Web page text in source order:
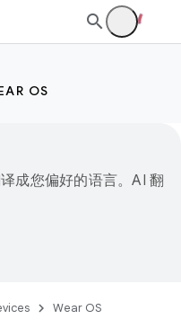
OS
成您偏好的语言。AI 翻
Wear OS